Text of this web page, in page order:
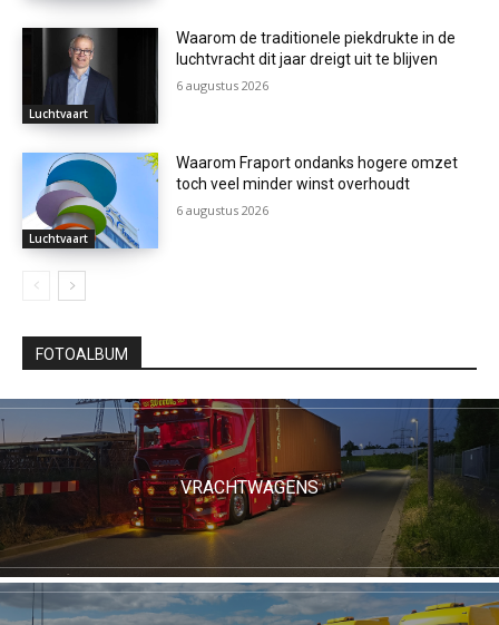
Luchtvaart
Waarom de traditionele piekdrukte in de
luchtvracht dit jaar dreigt uit te blijven
6 augustus 2026
Luchtvaart
Waarom Fraport ondanks hogere omzet
toch veel minder winst overhoudt
6 augustus 2026
FOTOALBUM
VRACHTWAGENS